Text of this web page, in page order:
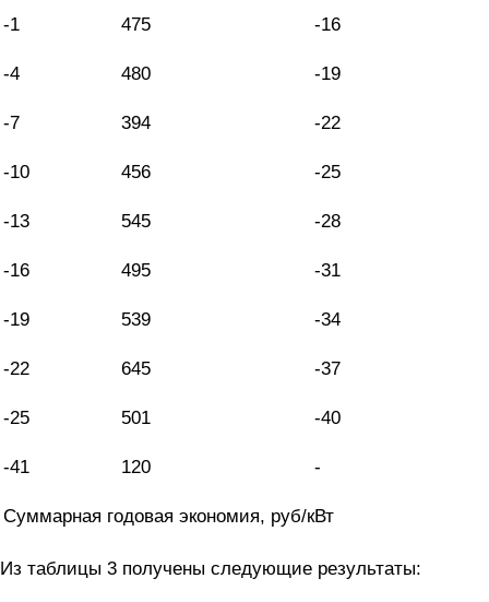
-1 475 -16
-4 480 -19
-7 394 -22
-10 456 -25
-13 545 -28
-16 495 -31
-19 539 -34
-22 645 -37
-25 501 -40
-41 120 -
Суммарная годовая экономия, руб/кВт
Из таблицы 3 получены следующие результаты: